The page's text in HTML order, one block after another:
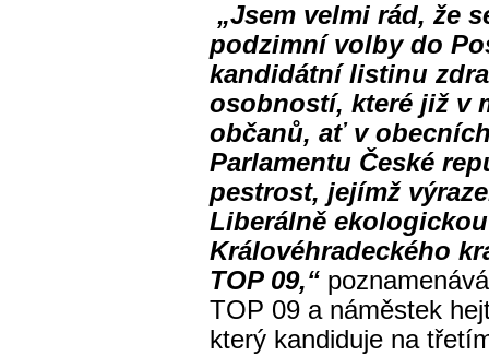
„Jsem velmi rád, že
podzimní volby do
kandidátní listinu
osobností, které již v
občanů, ať v
Parlamentu České
pestrost, jejímž
Liberálně
Královéhradeckého
TOP 09,“
TOP 09 a náměstek
který kandiduje na